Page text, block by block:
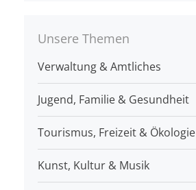
Unsere Themen
Verwaltung & Amtliches
Jugend, Familie & Gesundheit
Tourismus, Freizeit & Ökologie
Kunst, Kultur & Musik